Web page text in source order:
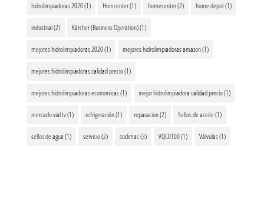
hidrolimpiadoras 2020(1) Homcenter(1) homecenter(2) home depot(1)
industrial(2) Kärcher (Business Operation)(1)
mejores hidrolimpiadoras 2020(1) mejores hidrolimpiadoras amazon(1)
mejores hidrolimpiadoras calidad precio(1)
mejores hidrolimpiadoras economicas(1) mejor hidrolimpiadora calidad precio(1)
mercado vial tv(1) refrigeración(1) reparacion(2) Sellos de aceite(1)
sellos de agua(1) servicio(2) sodimac(3) VQC0100(1) Válvulas(1)